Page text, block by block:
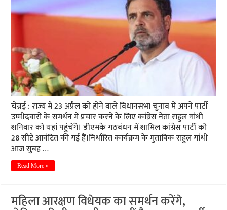
चेन्नई : राज्य में 23 अप्रैल को होने वाले विधानसभा चुनाव में अपने पार्टी
उम्मीदवारों के समर्थन में प्रचार करने के लिए कांग्रेस नेता राहुल गांंधी
शनिवार को यहां पहुंचेंगे। डीएमके गठबंधन में शामिल कांग्रेस पार्टी को
28 सीटें आवंटित की गई हैं।निर्धारित कार्यक्रम के मुताबिक राहुल गांधी
आज सुबह …
Read More »
महिला आरक्षण विधेयक का समर्थन करेंगे,